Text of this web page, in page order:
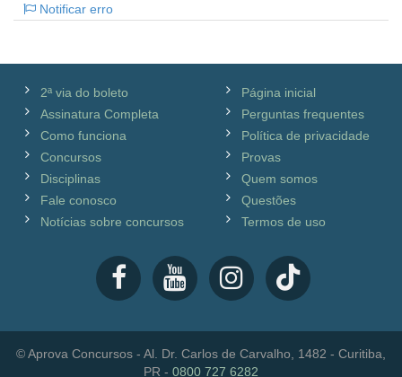
Notificar erro
2ª via do boleto
Assinatura Completa
Como funciona
Concursos
Disciplinas
Fale conosco
Notícias sobre concursos
Página inicial
Perguntas frequentes
Política de privacidade
Provas
Quem somos
Questões
Termos de uso
© Aprova Concursos - Al. Dr. Carlos de Carvalho, 1482 - Curitiba,
PR - 0800 727 6282